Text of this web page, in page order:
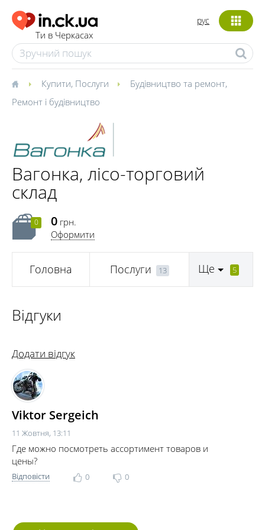
Ти в Черкасах
рус
Купити, Послуги Будівництво та ремонт,
Ремонт і будівництво
Вагонка, лісо-торговий
склад
0 0 грн.
Оформити
Головна Послуги 13 Ще 5
Відгуки
Додати відгук
Viktor Sergeich
11 Жовтня, 13:11
Где можно посмотреть ассортимент товаров и
цены?
Відповісти 0 0